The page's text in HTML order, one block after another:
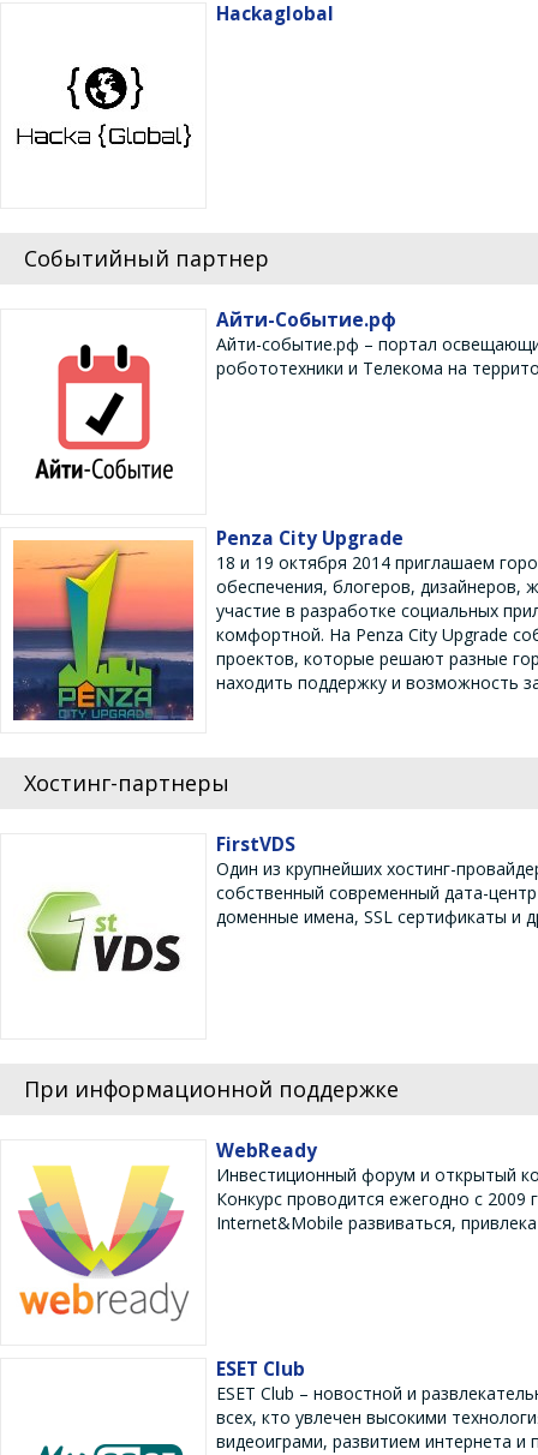
Hackaglobal
Событийный партнер
Айти-Событие.рф
Айти-событие.рф – портал
робототехники и Телекома на
Penza City Upgrade
18 и 19 октября 2014 приглашаем
обеспечения, блогеров, дизайнеров,
участие в разработке социальных
комфортной. На Penza City Upgrade
проектов, которые решают разные
находить поддержку и возможность
Хостинг-партнеры
FirstVDS
Один из крупнейших хостинг-
собственный современный дата-
доменные имена, SSL сертификаты и
При информационной поддержке
WebReady
Инвестиционный форум и открытый
Конкурс проводится ежегодно с
Internet&Mobile развиваться,
ESET Club
ESET Club – новостной и
всех, кто увлечен высокими
видеоиграми, развитием интернета